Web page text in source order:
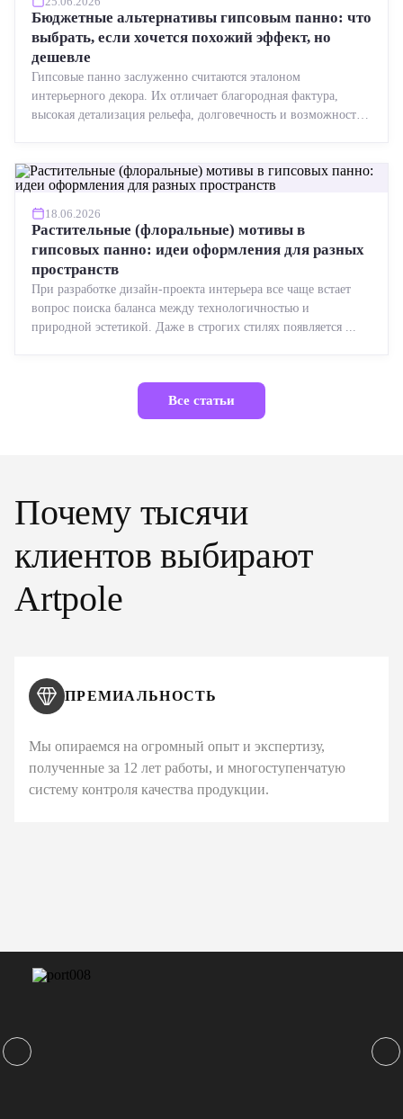
Бюджетные альтернативы гипсовым панно: что
выбрать, если хочется похожий эффект, но
дешевле
Гипсовые панно заслуженно считаются эталоном
интерьерного декора. Их отличает благородная фактура,
высокая детализация рельефа, долговечность и возможность
18.06.2026
Растительные (флоральные) мотивы в
гипсовых панно: идеи оформления для разных
пространств
При разработке дизайн-проекта интерьера все чаще встает
вопрос поиска баланса между технологичностью и
природной эстетикой. Даже в строгих стилях появляется ...
Все статьи
Почему тысячи
клиентов выбирают
Artpole
ПРЕМИАЛЬНОСТЬ
Мы опираемся на огромный опыт и экспертизу,
полученные за 12 лет работы, и многоступенчатую
систему контроля качества продукции.